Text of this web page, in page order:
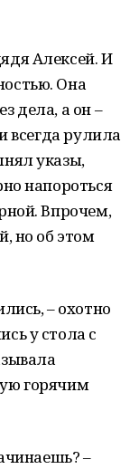
Алексей. И
Она
дела, а он –
всегда рулила
указы,
напороться
Впрочем,
но об этом
– охотно
у стола с
горячим
–